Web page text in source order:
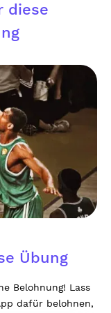
diese
Übung
Belohnung! Lass
dafür belohnen,